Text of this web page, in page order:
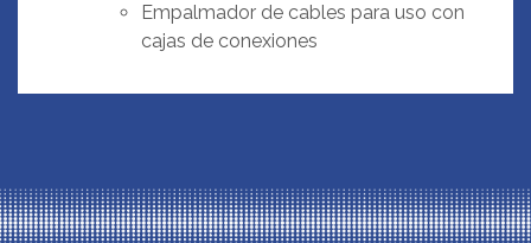
Empalmador de cables para uso con
cajas de conexiones